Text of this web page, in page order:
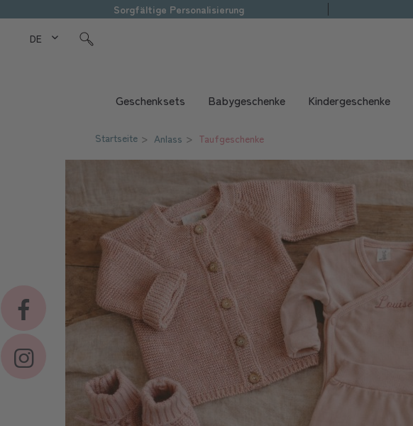
Sorgfältige Personalisierung
DE Love Kids
Geschenksets Babygeschenke Kindergeschenke
Startseite Anlass Taufgeschenke